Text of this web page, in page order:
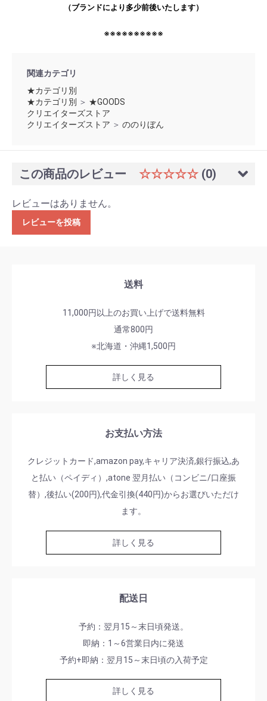
（ブランドにより多少前後いたします）
※※※※※※※※※※
関連カテゴリ
★カテゴリ別
★カテゴリ別 ＞ ★GOODS
クリエイターズストア
クリエイターズストア ＞ ののりぼん
この商品のレビュー ☆☆☆☆☆ (0)
レビューはありません。
レビューを投稿
送料
11,000円以上のお買い上げで送料無料
通常800円
※北海道・沖縄1,500円
詳しく見る
お支払い方法
クレジットカード,amazon pay,キャリア決済,銀行振込,あ
と払い（ペイディ）,atone 翌月払い（コンビニ/口座振
替）,後払い(200円),代金引換(440円)からお選びいただけ
ます。
詳しく見る
配送日
予約：翌月15～末日頃発送。
即納：1～6営業日内に発送
予約+即納：翌月15～末日頃の入荷予定
詳しく見る